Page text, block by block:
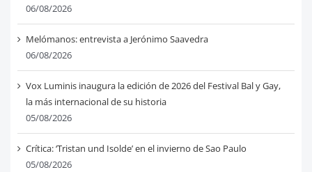
06/08/2026
Melómanos: entrevista a Jerónimo Saavedra
06/08/2026
Vox Luminis inaugura la edición de 2026 del Festival Bal y Gay,
la más internacional de su historia
05/08/2026
Crítica: ‘Tristan und Isolde’ en el invierno de Sao Paulo
05/08/2026